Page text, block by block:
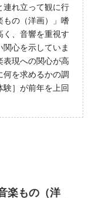
連れ立って観に行
もの（洋画）」嗜
く、音響を重視す
心を示していま
表現への関心が高
何を求めるかの調
］が前年を上回
楽もの（洋